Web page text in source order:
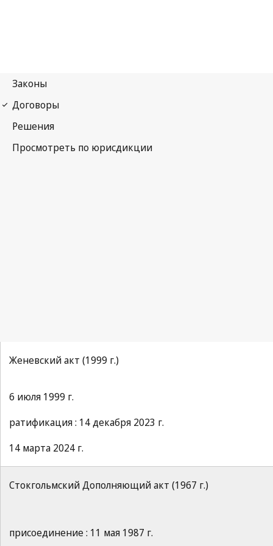
Женевский акт (1999 г.)
6 июля 1999 г.
ратификация : 14 декабря 2023 г.
14 марта 2024 г.
Стокгольмский Дополняющий акт (1967 г.)
присоединение : 11 мая 1987 г.